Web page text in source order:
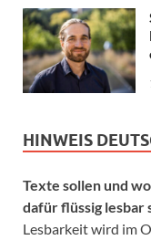
HINWEIS
Texte sollen und
dafür flüssig lesbar
Lesbarkeit wird im